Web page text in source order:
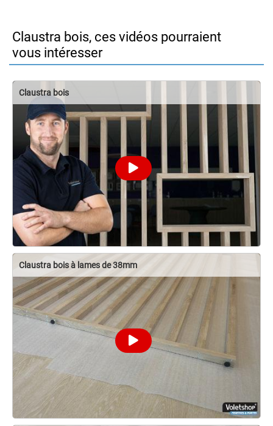
Claustra bois, ces vidéos pourraient
vous intéresser
Claustra bois
Claustra bois à lames de 38mm